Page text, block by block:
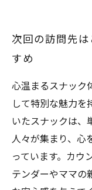
次回の訪問先
すめ
心温まるスナック
して特別な魅力を
いたスナックは、
人々が集まり、心
っています。カウ
テンダーやママの